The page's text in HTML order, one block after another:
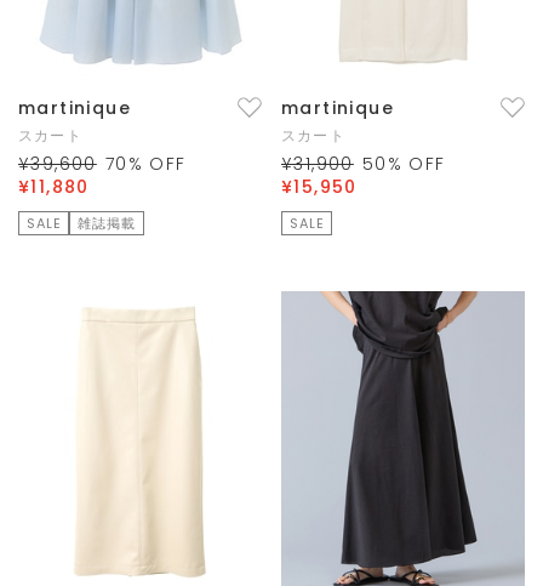
martinique
スカート
¥39,600 70 % OFF
¥11,880
SALE 雑誌掲載
martinique
スカート
¥31,900 50 % OFF
¥15,950
SALE